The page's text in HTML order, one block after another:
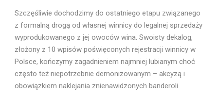
Szczęśliwie dochodzimy do ostatniego etapu związanego
z formalną drogą od własnej winnicy do legalnej sprzedaży
wyprodukowanego z jej owoców wina. Swoisty dekalog,
złożony z 10 wpisów poświęconych rejestracji winnicy w
Polsce, kończymy zagadnieniem najmniej lubianym choć
często też niepotrzebnie demonizowanym – akcyzą i
obowiązkiem naklejania znienawidzonych banderoli.